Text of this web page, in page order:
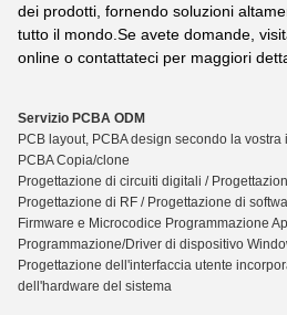
dei prodotti, fornendo soluzioni
tutto il mondo.Se avete domande,
online o contattateci per maggiori
Servizio PCBA ODM
PCB layout, PCBA design secondo la vostra
PCBA Copia/clone
Progettazione di circuiti digitali /
Progettazione di RF / Progettazione di
Firmware e Microcodice Programmazione
Programmazione/Driver di dispositivo
Progettazione dell'interfaccia utente
dell'hardware del sistema